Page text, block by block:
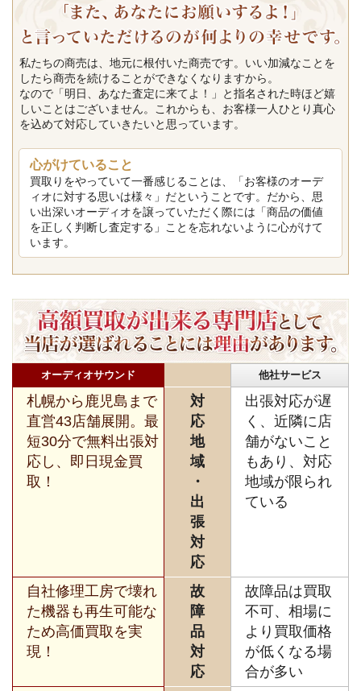
私たちの商売は、地元に根付いた商売です。いい加減なことを
したら商売を続けることができなくなりますから。
なので「明日、あなた査定に来てよ！」と指名された時ほど嬉
しいことはございません。これからも、お客様一人ひとり真心
を込めて対応していきたいと思っています。
心がけていること
買取りをやっていて一番感じることは、「お客様のオーデ
ィオに対する思いは様々」だということです。だから、思
い出深いオーディオを譲っていただく際には「商品の価値
を正しく判断し査定する」ことを忘れないように心がけて
います。
オーディオサウンド 他社サービス
札幌から鹿児島まで
直営43店舗展開。最
短30分で無料出張対
応し、即日現金買
取！
対
応
地
域
・
出
張
対
応
出張対応が遅
く、近隣に店
舗がないこと
もあり、対応
地域が限られ
ている
自社修理工房で壊れ
た機器も再生可能な
ため高価買取を実
現！
故
障
品
対
応
故障品は買取
不可、相場に
より買取価格
が低くなる場
合が多い